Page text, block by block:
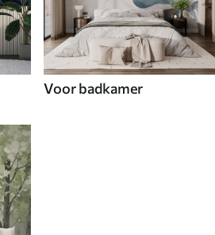
Voor badkamer